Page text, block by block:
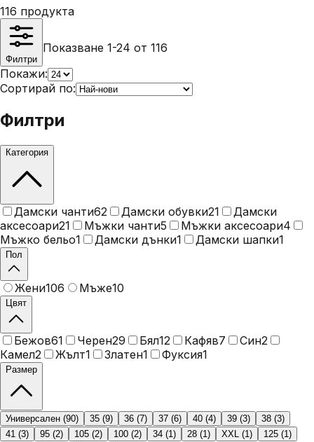
116 продукта
Филтри
Показване 1-24 от 116
Покажи:
Сортирай по:
Филтри
Категория
Дамски чанти62 Дамски обувки21
Дамски
аксесоари21 Мъжки чанти5 Мъжки аксесоари4
Мъжко бельо1 Дамски дънки1 Дамски шапки1
Пол
Жени106 Мъже10
Цвят
Бежов61 Черен29 Бял12 Кафяв7 Син2
Камел2 Жълт1 Златен1 Фуксия1
Размер
Универсален (90) 35 (9) 36 (7) 37 (6) 40 (4) 39 (3) 38 (3)
41 (3) 95 (2) 105 (2) 100 (2) 34 (1) 28 (1) XXL (1) 125 (1)